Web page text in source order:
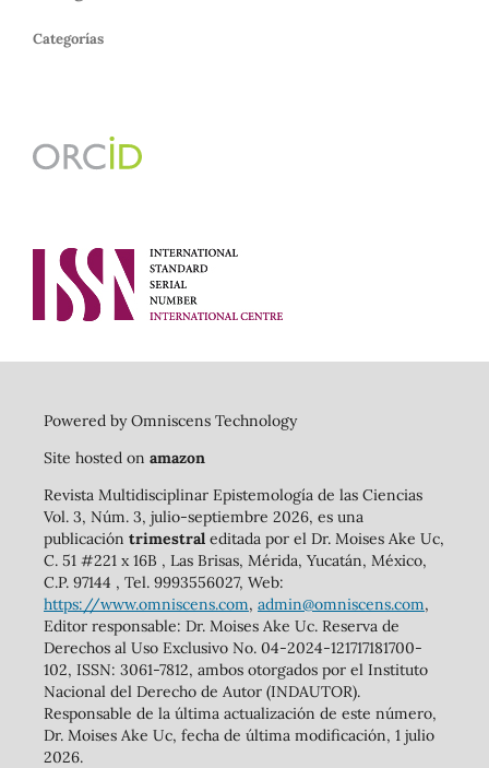
Categorías
Powered by Omniscens Technology
Site hosted on amazon
Revista Multidisciplinar Epistemología de las Ciencias
Vol. 3, Núm. 3, julio-septiembre 2026, es una
publicación trimestraleditada por el Dr. Moises Ake Uc,
C. 51 #221 x 16B , Las Brisas, Mérida, Yucatán, México,
C.P. 97144 , Tel. 9993556027, Web:
https://www.omniscens.com, admin@omniscens.com,
Editor responsable: Dr. Moises Ake Uc. Reserva de
Derechos al Uso Exclusivo No. 04-2024-121717181700-
102, ISSN: 3061-7812, ambos otorgados por el Instituto
Nacional del Derecho de Autor (INDAUTOR).
Responsable de la última actualización de este número,
Dr. Moises Ake Uc, fecha de última modificación, 1 julio
2026.